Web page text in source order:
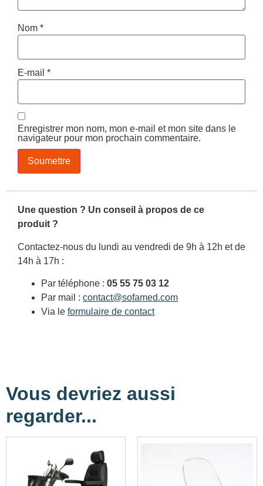
Nom *
E-mail *
Enregistrer mon nom, mon e-mail et mon site dans le
navigateur pour mon prochain commentaire.
Une question ? Un conseil à propos de ce
produit ?
Contactez-nous du lundi au vendredi de 9h à 12h et de
14h à 17h :
Par téléphone : 05 55 75 03 12
Par mail : contact@sofamed.com
Via le formulaire de contact
Vous devriez aussi
regarder...